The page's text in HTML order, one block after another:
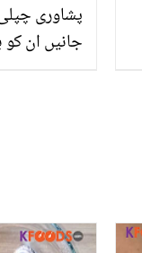
پشاوری
جانیں ان کو